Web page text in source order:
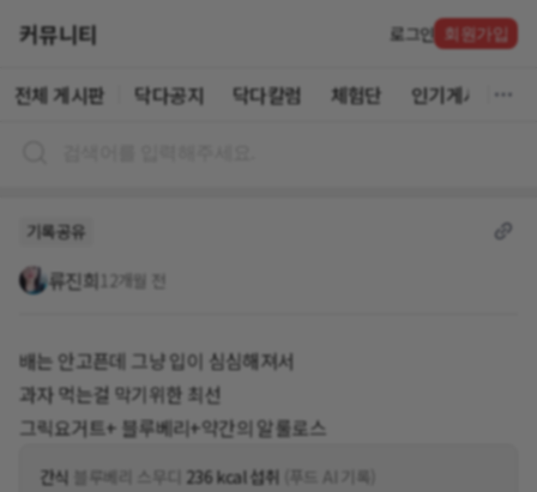
커뮤니티 로그인 회원가입
전체 게시판 닥다공지 닥다칼럼 체험단 인기게시글
기록공유
류진희 12개월 전
배는 안고픈데 그냥 입이 심심해져서
과자 먹는걸 막기위한 최선
그릭요거트+ 블루베리+약간의 알룰로스
간식 블루베리 스무디 236 kcal 섭취 (푸드 AI 기록)